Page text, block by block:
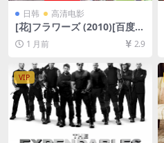
日韩 高清电影
[花]フラワーズ (2010)[百度网
盘+夸克网盘1080P超清未删
减资源][网盘在线播放/下载]
[MP4/7.5GB][中文字幕]
1 月前 2.9
VIP